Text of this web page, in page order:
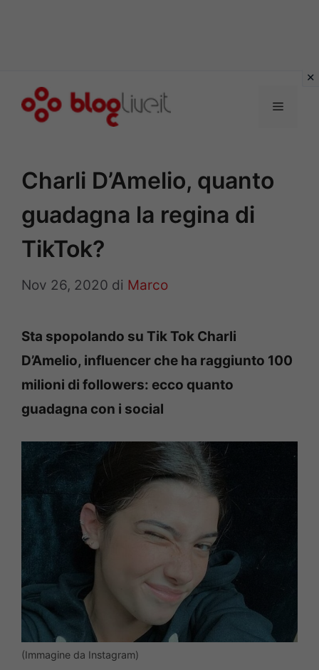
Menu
Charli D’Amelio, quanto
guadagna la regina di
TikTok?
Nov 26, 2020 di Marco
Sta spopolando su Tik Tok Charli
D’Amelio, influencer che ha raggiunto 100
milioni di followers: ecco quanto
guadagna con i social
(Immagine da Instagram)